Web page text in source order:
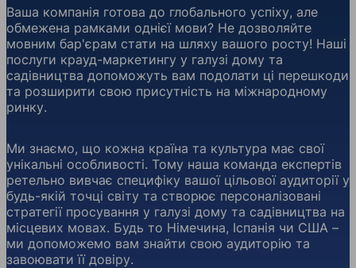
Ваша компанія готова до глобального успіху, але
обмежена рамками однієї мови? Не дозволяйте
мовним бар'єрам стати на шляху вашого росту! Наші
послуги крауд-маркетингу у галузі дому та
садівництва допоможуть вам подолати ці перешкоди
та розширити свою присутність на міжнародному
ринку.
Ми знаємо, що кожна країна та культура має свої
унікальні особливості. Тому наша команда експертів
ретельно вивчає специфіку вашої цільової аудиторії у
будь-якій точці світу та створює персоналізовані
стратегії просування у галузі дому та садівництва на
місцевих мовах. Будь то Німечина, Іспанія чи США –
ми допоможемо вам знайти свою аудиторію та
завоювати її довіру.